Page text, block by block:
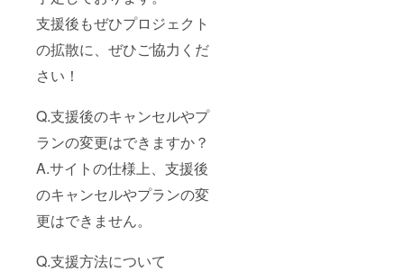
支援後もぜひプロジェクト
の拡散に、ぜひご協力くだ
さい！
Q.支援後のキャンセルやプ
ランの変更はできますか？
A.サイトの仕様上、支援後
のキャンセルやプランの変
更はできません。
Q.支援方法について